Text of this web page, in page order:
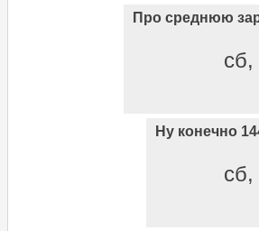
Про среднюю
Ну конечно